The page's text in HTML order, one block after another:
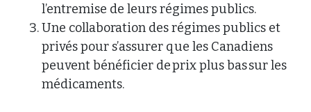
l’entremise de leurs régimes publics.
Une collaboration des régimes publics et
privés pour s’assurer que les Canadiens
peuvent bénéficier de prix plus bas sur les
médicaments.